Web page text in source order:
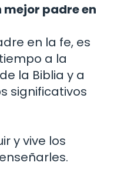
mejor padre en
en la fe, es
a la
la Biblia y a
significativos
y vive los